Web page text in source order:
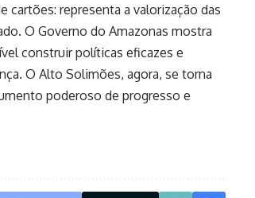
cartões: representa a valorização das
O Governo do Amazonas mostra
construir políticas eficazes e
O Alto Solimões, agora, se torna
poderoso de progresso e